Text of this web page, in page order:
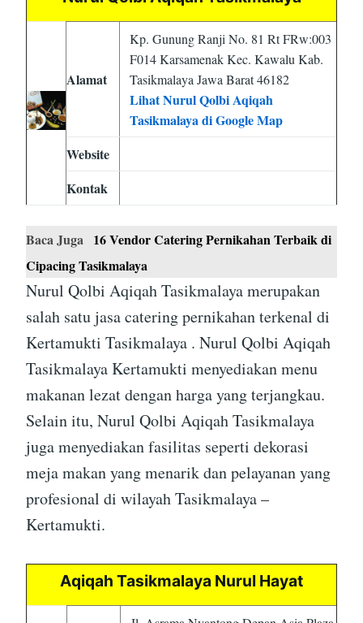
Alamat
Kp. Gunung Ranji No. 81 Rt FRw:003
F014 Karsamenak Kec. Kawalu Kab.
Tasikmalaya Jawa Barat 46182
Lihat Nurul Qolbi Aqiqah
Tasikmalaya di Google Map
Website
Kontak
Baca Juga 16 Vendor Catering Pernikahan Terbaik di
Cipacing Tasikmalaya
Nurul Qolbi Aqiqah Tasikmalaya merupakan
salah satu jasa catering pernikahan terkenal di
Kertamukti Tasikmalaya . Nurul Qolbi Aqiqah
Tasikmalaya Kertamukti menyediakan menu
makanan lezat dengan harga yang terjangkau.
Selain itu, Nurul Qolbi Aqiqah Tasikmalaya
juga menyediakan fasilitas seperti dekorasi
meja makan yang menarik dan pelayanan yang
profesional di wilayah Tasikmalaya –
Kertamukti.
Aqiqah Tasikmalaya Nurul Hayat